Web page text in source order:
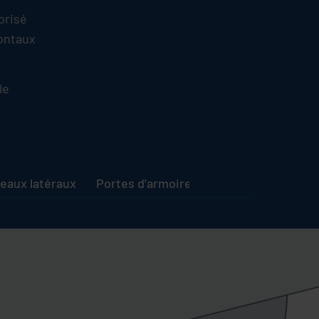
latéraux Portes d'armoires et sièges